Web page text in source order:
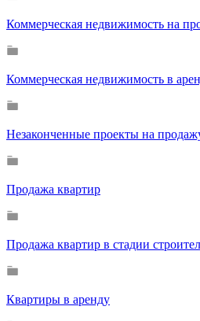
Коммерческая недвижимость на
Коммерческая недвижимость в
Незаконченные проекты на
Продажа квартир
Продажа квартир в стадии
Квартиры в аренду